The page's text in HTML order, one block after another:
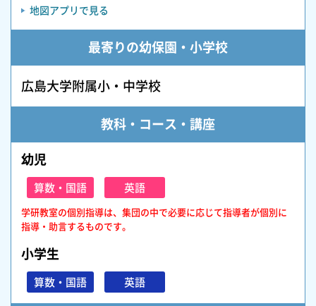
地図アプリで見る
最寄りの幼保園・小学校
広島大学附属小・中学校
教科・コース・講座
幼児
算数・国語 英語
学研教室の個別指導は、集団の中で必要に応じて指導者が個別に
指導・助言するものです。
小学生
算数・国語 英語